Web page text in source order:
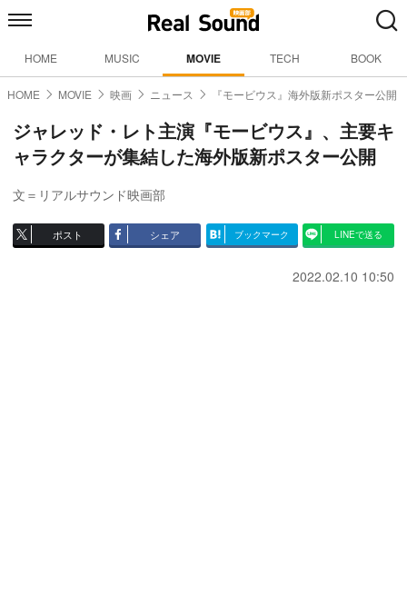
HOME MUSIC MOVIE TECH BOOK
HOME MOVIE 映画 ニュース 『モービウス』海外版新ポスター公開
ジャレッド・レト主演『モービウス』、主要キ
ャラクターが集結した海外版新ポスター公開
文＝リアルサウンド映画部
ポスト シェア ブックマーク LINEで送る
2022.02.10 10:50